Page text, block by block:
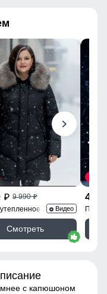
p 9 990p
7745Ch
Видео
Смотреть
4
с капюшоном